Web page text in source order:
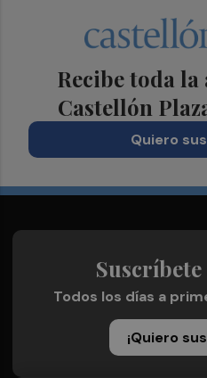
Recibe toda
Castellón
Quiero
Todos los días a
¡Quiero